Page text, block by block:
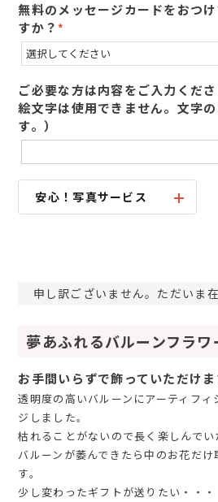
無料のメッセージカードをおつ
すか？
(
必
)
ご必要な方は内容をご入力くだ
絵文字は使用できません。文字
す。）
安心！写真サービス
申し訳ございません。ただいま
夢あふれるバルーンフラワ
お手間いらずで飾っていただけ
透明度の高いバルーンにアーティフ
ジしました。
枯れることがないので長く楽しんでい
バルーンが萎んできたら中のお花だ
す。
少し変わったギフトが送りたい・・・